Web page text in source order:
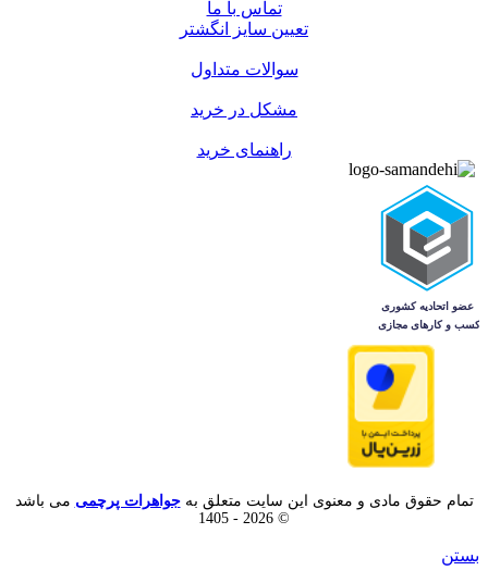
تماس با ما
تعیین سایز انگشتر
سوالات متداول
مشکل در خرید
راهنمای خرید
تمام حقوق مادی و معنوی این سایت متعلق بهجواهرات پرچمی می باشد
© 2026 - 1405
بستن